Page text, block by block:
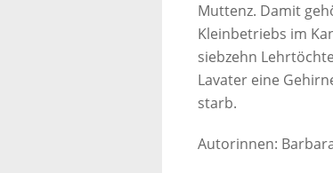
Muttenz. Damit
Kleinbetriebs im
siebzehn
Lavater eine
starb.
Autorinnen: